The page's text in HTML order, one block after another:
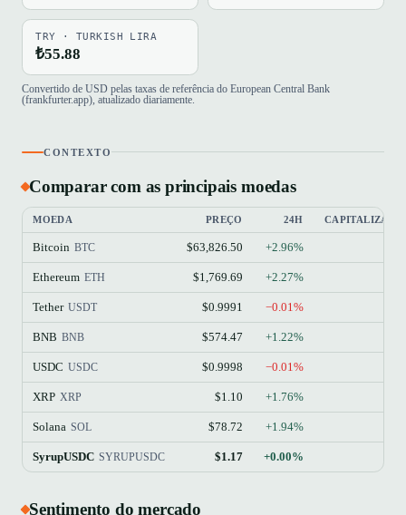
TRY · TURKISH LIRA
₺55.88
Convertido de USD pelas taxas de referência do European Central Bank
(frankfurter.app), atualizado diariamente.
CONTEXTO
Comparar com as principais moedas
MOEDA PREÇO 24H
Bitcoin BTC $63,826.50 +2.96%
Ethereum ETH $1,769.69 +2.27%
Tether USDT $0.9991 −0.01%
BNB BNB $574.47 +1.22%
USDC USDC $0.9998 −0.01%
XRP XRP $1.10 +1.76%
Solana SOL $78.72 +1.94%
SyrupUSDC SYRUPUSDC $1.17 +0.00%
Sentimento do mercado